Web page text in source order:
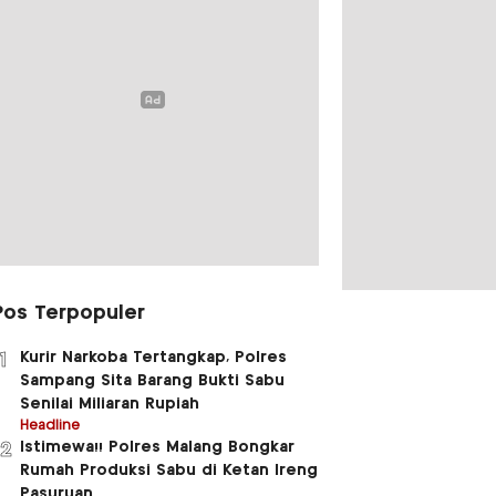
Terpopuler
Kurir Narkoba Tertangkap, Polres
Sampang Sita Barang Bukti Sabu
Senilai Miliaran Rupiah
Headline
Istimewa!! Polres Malang Bongkar
Rumah Produksi Sabu di Ketan Ireng